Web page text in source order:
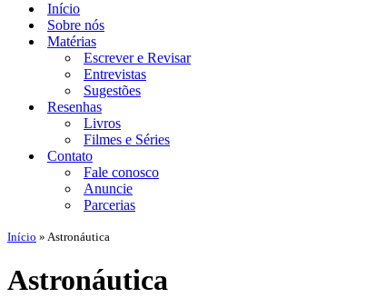
Início
Sobre nós
Matérias
Escrever e Revisar
Entrevistas
Sugestões
Resenhas
Livros
Filmes e Séries
Contato
Fale conosco
Anuncie
Parcerias
Início » Astronáutica
Astronáutica